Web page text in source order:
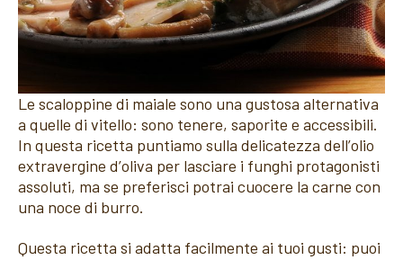
Le scaloppine di maiale sono una gustosa alternativa
a quelle di vitello: sono tenere, saporite e accessibili.
In questa ricetta puntiamo sulla delicatezza dell’olio
extravergine d’oliva per lasciare i funghi protagonisti
assoluti, ma se preferisci potrai cuocere la carne con
una noce di burro.
Questa ricetta si adatta facilmente ai tuoi gusti: puoi